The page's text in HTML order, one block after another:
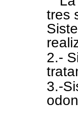
tres
2.-
3.-